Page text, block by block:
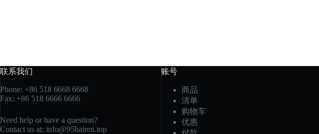
联系我们
Phone: +86 518 6668 6668
Fax: +86 518 6666 6666
Need help or have a question?
Contact us at: info@95bairen.top
账号
商品
清单
购物车
优惠